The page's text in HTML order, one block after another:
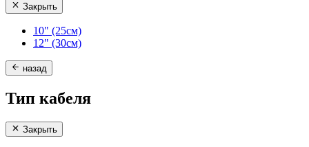
Закрыть
10" (25см)
12" (30см)
назад
Тип кабеля
Закрыть